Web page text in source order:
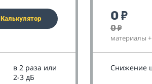
Калькулятор
в 2 раза или
2-3 дБ
0₽
0₽
материалы
Снижение